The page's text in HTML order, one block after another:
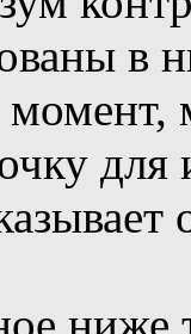
в
для
ниже